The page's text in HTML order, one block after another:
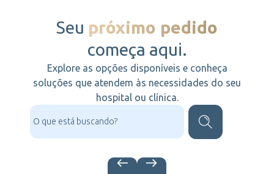
Seu próximo pedido
começa aqui.
Explore as opções disponíveis e conheça
soluções que atendem às necessidades do seu
hospital ou clínica.